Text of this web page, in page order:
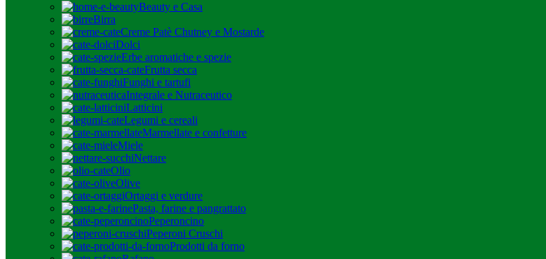
Beauty e Casa
Birra
Creme Patè Chutney e Mostarde
Dolci
Erbe aromatiche e spezie
Frutta secca
Funghi e tartufi
Integrale e Nutraceutico
Latticini
Legumi e cereali
Marmellate e confetture
Miele
Nettare
Olio
Olive
Ortaggi e verdure
Pasta, farine e pangrattato
Peperoncino
Peperoni Cruschi
Prodotti da forno